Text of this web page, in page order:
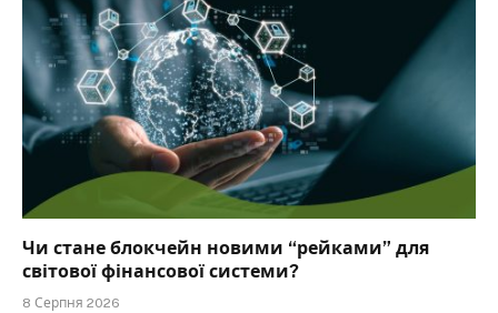
Чи стане блокчейн новими “рейками” для
світової фінансової системи?
8 Серпня 2026